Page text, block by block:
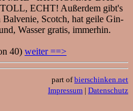
ECHT! Außerdem gibt's
Scotch, hat geile Gin-
Wasser gratis, immerhin.
40) weiter ==>
part ofbierschinken.net
Impressum | Datenschutz